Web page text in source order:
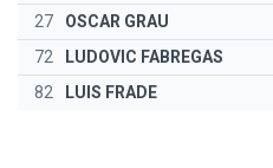
27
OSCAR GRAU
72
LUDOVIC FABREGAS
82
LUIS FRADE